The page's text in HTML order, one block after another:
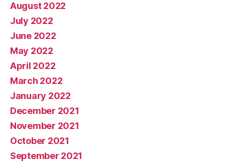
August 2022
July 2022
June 2022
May 2022
April 2022
March 2022
January 2022
December 2021
November 2021
October 2021
September 2021